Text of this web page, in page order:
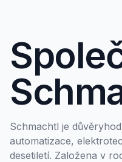
Schmachtl je
automatizace,
desetiletí. Založena v